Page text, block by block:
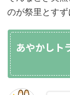
のが祭里とす
あやかしト